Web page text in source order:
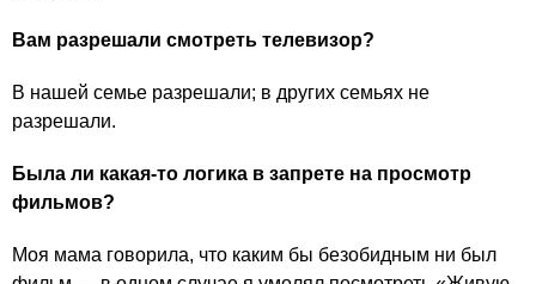
Вам разрешали смотреть телевизор?
В нашей семье разрешали; в других семьях не
разрешали.
Была ли какая-то логика в запрете на просмотр
фильмов?
Моя мама говорила, что каким бы безобидным ни был